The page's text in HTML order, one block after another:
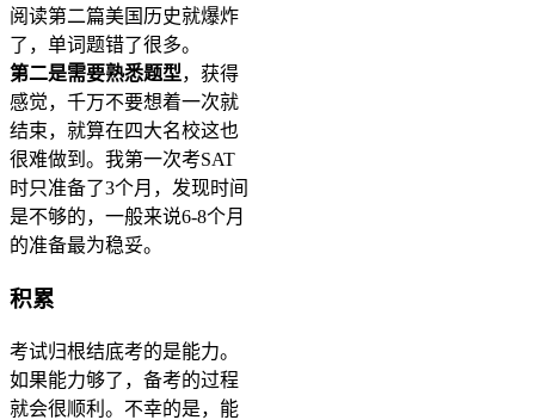
阅读第二篇美国历史就爆炸
了，单词题错了很多。
第二是需要熟悉题型，获得
感觉，千万不要想着一次就
结束，就算在四大名校这也
很难做到。我第一次考SAT
时只准备了3个月，发现时间
是不够的，一般来说6-8个月
的准备最为稳妥。
积累
考试归根结底考的是能力。
如果能力够了，备考的过程
就会很顺利。不幸的是，能